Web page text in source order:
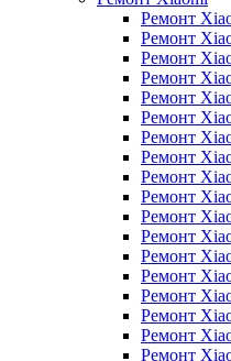
Ремонт
Ремонт
Ремонт
Ремонт
Ремонт
Ремонт
Ремонт
Ремонт
Ремонт
Ремонт
Ремонт
Ремонт
Ремонт
Ремонт
Ремонт
Ремонт
Ремонт
Ремонт